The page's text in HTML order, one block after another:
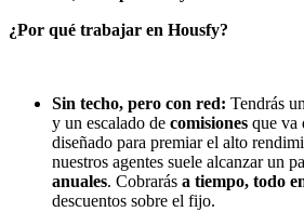
¿Por qué trabajar en Housfy?
Sin techo, pero con red: Tendrás un
y un escalado de comisiones que va
diseñado para premiar el alto
nuestros agentes suele alcanzar un
anuales. Cobrarás a tiempo, todo
descuentos sobre el fijo.